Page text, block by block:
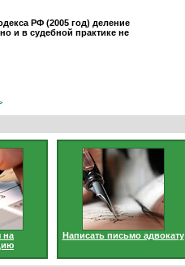
РФ (2005 год) деление
и в судебной практике не
на
Написать письмо адвокату